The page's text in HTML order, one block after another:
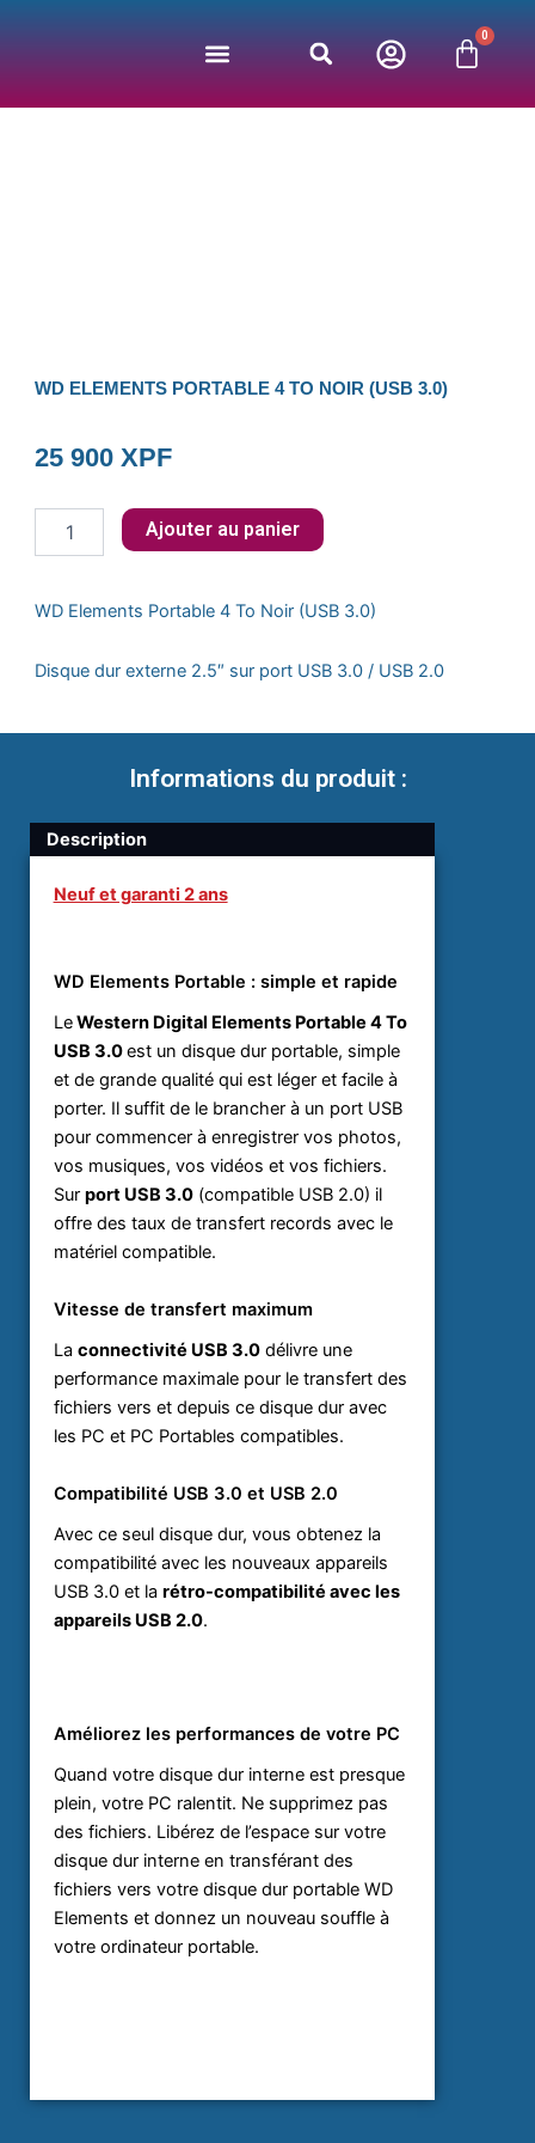
0
WD ELEMENTS PORTABLE 4 TO NOIR (USB 3.0)
25 900 XPF
Portable
To
3.0)
Ajouter au panier
WD Elements Portable 4 To Noir (USB 3.0)
Disque dur externe 2.5″ sur port USB 3.0 / USB 2.0
Informations du produit :
Description
Neuf et garanti 2 ans
WD Elements Portable : simple et rapide
LeWestern Digital Elements Portable 4 To
USB 3.0est un disque dur portable, simple
et de grande qualité qui est léger et facile à
porter. Il suffit de le brancher à un port USB
pour commencer à enregistrer vos photos,
vos musiques, vos vidéos et vos fichiers.
Sur port USB 3.0(compatible USB 2.0) il
offre des taux de transfert records avec le
matériel compatible.
Vitesse de transfert maximum
La connectivité USB 3.0délivre une
performance maximale pour le transfert des
fichiers vers et depuis ce disque dur avec
les PC et PC Portables compatibles.
Compatibilité USB 3.0 et USB 2.0
Avec ce seul disque dur, vous obtenez la
compatibilité avec les nouveaux appareils
USB 3.0 et la rétro-compatibilité avec les
appareils USB 2.0.
Améliorez les performances de votre PC
Quand votre disque dur interne est presque
plein, votre PC ralentit. Ne supprimez pas
des fichiers. Libérez de l’espace sur votre
disque dur interne en transférant des
fichiers vers votre disque dur portable WD
Elements et donnez un nouveau souffle à
votre ordinateur portable.